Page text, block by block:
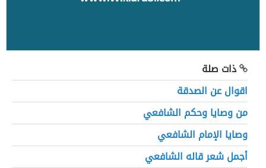
ذات صلة
اقوال عن الصدقة
من وصايا وحكم الشافعي
وصايا الإمام الشافعي
أجمل شعر قاله الشافعي